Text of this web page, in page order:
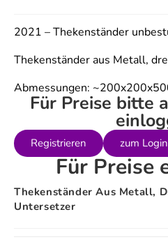
2021 – Thekenständer
Thekenständer aus Metall,
Abmessungen:
Für Preise bitte
Registrieren zum Login
Für Preise
Thekenständer Aus Metall,
Untersetzer